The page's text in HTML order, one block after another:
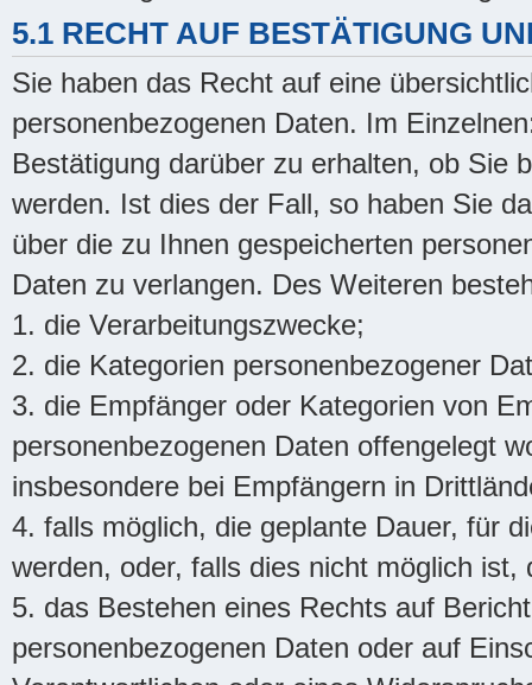
5.1 RECHT AUF BESTÄTIGUNG
Sie haben das Recht auf eine
personenbezogenen Daten. Im
Bestätigung darüber zu erhalten, ob Sie
werden. Ist dies der Fall, so haben Sie
über die zu Ihnen gespeicherten
Daten zu verlangen. Des Weiteren
1. die Verarbeitungszwecke;
2. die Kategorien personenbezogener
3. die Empfänger oder Kategorien von
personenbezogenen Daten offengelegt
insbesondere bei Empfängern in
4. falls möglich, die geplante Dauer, für
werden, oder, falls dies nicht möglich
5. das Bestehen eines Rechts auf
personenbezogenen Daten oder auf